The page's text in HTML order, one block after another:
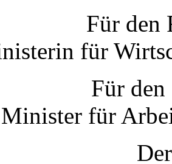
Für den
für
Für
für